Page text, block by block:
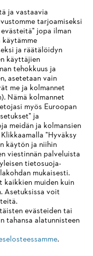
nicht unterstützen. Für
wir Ihnen, zu
ja vastaavia
tarjoamiseksi
jopa ilman
ja räätälöidyn
käyttäjien
tehokkuus ja
asetetaan vain
me ja kolmannet
Nämä kolmannet
myös Euroopan
ja
meidän ja kolmansien
"Hyväksy
käytön ja niihin
viestinnän palveluista
tietosuoja-
mukaisesti.
kaikkien muiden kuin
Asetuksissa voit
evästeiden tai
tahansa alatunnisteen
.